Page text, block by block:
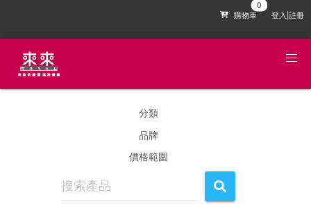
購物車 登入|註冊
分類
品牌
價格範圍